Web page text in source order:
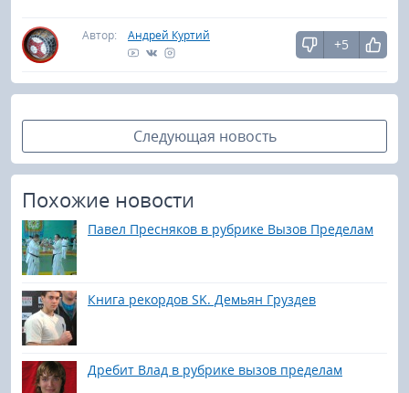
Автор: Андрей Куртий
+5
Следующая новость
Похожие новости
Павел Пресняков в рубрике Вызов Пределам
Книга рекордов SK. Демьян Груздев
Дребит Влад в рубрике вызов пределам